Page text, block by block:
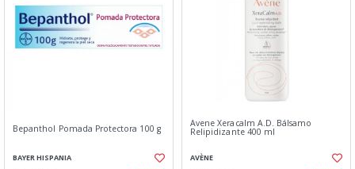
Bepanthol Pomada Protectora 100 g
BAYER HISPANIA
Avene Xeracalm A.D. Bálsamo
Relipidizante 400 ml
AVÈNE